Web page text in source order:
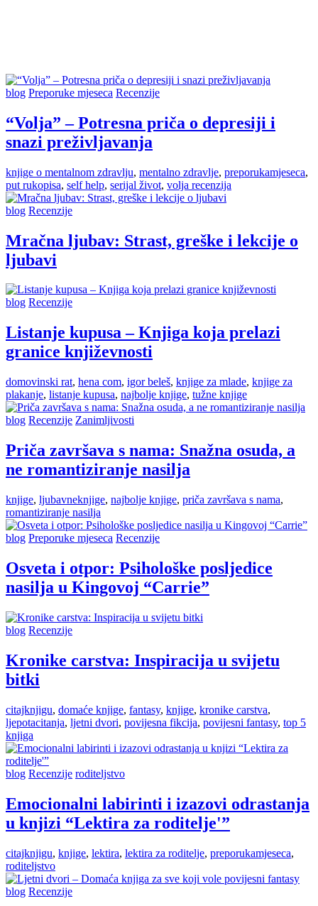
blog Preporuke mjeseca Recenzije
“Volja” – Potresna priča o depresiji i
snazi preživljavanja
knjige o mentalnom zdravlju, mentalno zdravlje, preporukamjeseca,
put rukopisa, self help, serijal život, volja recenzija
blog Recenzije
Mračna ljubav: Strast, greške i lekcije o
ljubavi
blog Recenzije
Listanje kupusa – Knjiga koja prelazi
granice književnosti
domovinski rat, hena com, igor beleš, knjige za mlade, knjige za
plakanje, listanje kupusa, najbolje knjige, tužne knjige
blog Recenzije Zanimljivosti
Priča završava s nama: Snažna osuda, a
ne romantiziranje nasilja
knjige, ljubavneknjige, najbolje knjige, priča završava s nama,
romantiziranje nasilja
blog Preporuke mjeseca Recenzije
Osveta i otpor: Psihološke posljedice
nasilja u Kingovoj “Carrie”
blog Recenzije
Kronike carstva: Inspiracija u svijetu
bitki
citajknjigu, domaće knjige, fantasy, knjige, kronike carstva,
ljepotacitanja, ljetni dvori, povijesna fikcija, povijesni fantasy, top 5
knjiga
blog Recenzije roditeljstvo
Emocionalni labirinti i izazovi odrastanja
u knjizi “Lektira za roditelje'”
citajknjigu, knjige, lektira, lektira za roditelje, preporukamjeseca,
roditeljstvo
blog Recenzije